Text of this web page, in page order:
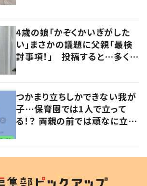
4歳の娘「かぞくかいぎがした
い」まさかの議題に父親「最検
討事項！」 投稿すると…多くの
つかまり立ちしかできない我が
子…保育園では1人で立って
る！？ 両親の前では頑なに立た